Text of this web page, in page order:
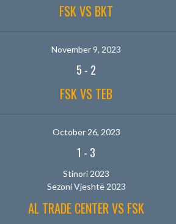
FSK VS BKT
November 9, 2023
5 - 2
FSK VS TEB
October 26, 2023
1 - 3
Stinori 2023
Sezoni Vjeshtë 2023
AL TRADE CENTER VS FSK